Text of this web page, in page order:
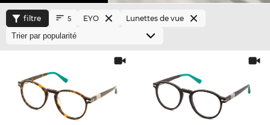
filtre 5 EYO Lunettes de vue